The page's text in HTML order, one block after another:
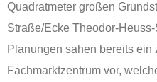
Quadratmeter großen
Straße/Ecke Theodor-
Planungen sahen bereits
Fachmarktzentrum vor,